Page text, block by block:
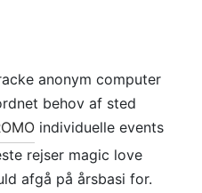
anonym computer
behov af sted
individuelle events
rejser magic love
afgå på årsbasi for.